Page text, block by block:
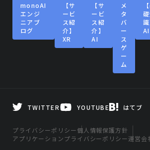
monoAI
エンジ
ニアブ
ログ
【サ
ービ
ス紹
介】
XR
【サ
ービ
ス紹
介】
AI
メ
タ
バ
ー
ス
ゲ
ー
ム
識
AI
TWITTER YOUTUBE はてブ
プライバシーポリシー個人情報保護方針
アプリケーションプライバシーポリシー運営会